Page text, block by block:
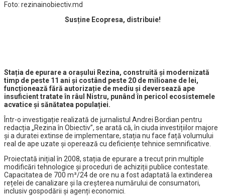
Foto: rezinainobiectiv.md
Susține Ecopresa, distribuie!
Stația de epurare a orașului Rezina, construită și modernizată
timp de peste 11 ani și costând peste 20 de milioane de lei,
funcționează fără autorizație de mediu și deversează ape
insuficient tratate în râul Nistru, punând în pericol ecosistemele
acvatice și sănătatea populației.
Într-o investigație realizată de jurnalistul Andrei Bordian pentru
redacția „Rezina în Obiectiv”, se arată că, în ciuda investițiilor majore
și a duratei extinse de implementare, stația nu face față volumului
real de ape uzate și operează cu deficiențe tehnice semnificative.
Proiectată inițial în 2008, stația de epurare a trecut prin multiple
modificări tehnologice și proceduri de achiziții publice contestate.
Capacitatea de 700 m³/24 de ore nu a fost adaptată la extinderea
rețelei de canalizare și la creșterea numărului de consumatori,
inclusiv gospodării și agenți economici.